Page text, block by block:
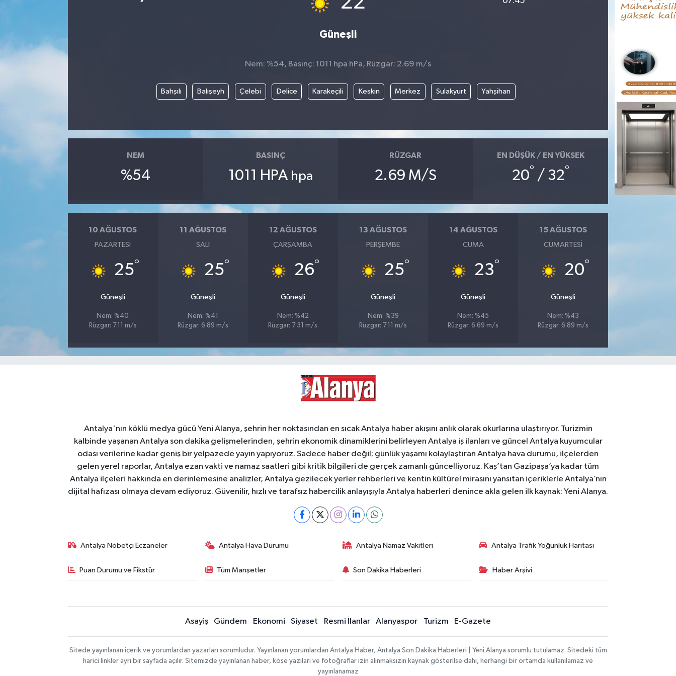
Güneşli
Nem: %54, Basınç: 1011 hpa hPa, Rüzgar: 2.69 m/s
Bahşılı Balışeyh Çelebi Delice Karakeçili Keskin Merkez Sulakyurt Yahşihan
NEM
%54
BASINÇ
1011 HPA hpa
RÜZGAR
2.69 M/S
EN DÜŞÜK / EN YÜKSEK
20° / 32°
10 AĞUSTOS
PAZARTESI
25°
Güneşli
Nem: %40
Rüzgar: 7.11 m/s
11 AĞUSTOS
SALI
25°
Güneşli
Nem: %41
Rüzgar: 6.89 m/s
12 AĞUSTOS
ÇARŞAMBA
26°
Güneşli
Nem: %42
Rüzgar: 7.31 m/s
13 AĞUSTOS
PERŞEMBE
25°
Güneşli
Nem: %39
Rüzgar: 7.11 m/s
14 AĞUSTOS
CUMA
23°
Güneşli
Nem: %45
Rüzgar: 6.69 m/s
15 AĞUSTOS
CUMARTESI
20°
Güneşli
Nem: %43
Rüzgar: 6.89 m/s
Antalya'nın köklü medya gücü Yeni Alanya, şehrin her noktasından en sıcak Antalya haber akışını anlık olarak okurlarına ulaştırıyor. Turizmin
kalbinde yaşanan Antalya son dakika gelişmelerinden, şehrin ekonomik dinamiklerini belirleyen Antalya iş ilanları ve güncel Antalya kuyumcular
odası verilerine kadar geniş bir yelpazede yayın yapıyoruz. Sadece haber değil; günlük yaşamı kolaylaştıran Antalya hava durumu, ilçelerden
gelen yerel raporlar, Antalya ezan vakti ve namaz saatleri gibi kritik bilgileri de gerçek zamanlı güncelliyoruz. Kaş’tan Gazipaşa’ya kadar tüm
Antalya ilçeleri hakkında en derinlemesine analizler, Antalya gezilecek yerler rehberleri ve kentin kültürel mirasını yansıtan içeriklerle Antalya’nın
dijital hafızası olmaya devam ediyoruz. Güvenilir, hızlı ve tarafsız habercilik anlayışıyla Antalya haberleri denince akla gelen ilk kaynak: Yeni Alanya.
Antalya Nöbetçi Eczaneler Antalya Hava Durumu Antalya Namaz Vakitleri Antalya Trafik Yoğunluk Haritası
Puan Durumu ve Fikstür Tüm Manşetler Son Dakika Haberleri Haber Arşivi
Asayiş Gündem Ekonomi Siyaset Resmi İlanlar Alanyaspor Turizm E-Gazete
Sitede yayınlanan içerik ve yorumlardan yazarları sorumludur. Yayınlanan yorumlardan Antalya Haber, Antalya Son Dakika Haberleri | Yeni Alanya sorumlu tutulamaz. Sitedeki tüm
harici linkler ayrı bir sayfada açılır. Sitemizde yayınlanan haber, köşe yazıları ve fotoğraflar izin alınmaksızın kaynak gösterilse dahi, herhangi bir ortamda kullanılamaz ve
yayınlanamaz